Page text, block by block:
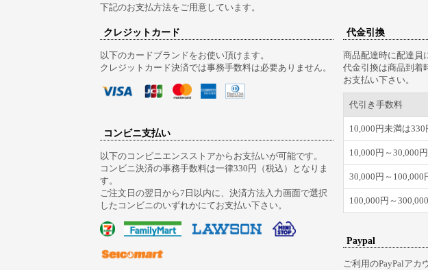
下記のお支払方法をご用意しています。
クレジットカード
以下のカードブランドをお使い頂けます。
クレジットカード決済では事務手数料は必要ありません。
コンビニ支払い
以下のコンビニエンスストアからお支払いが可能です。
コンビニ決済の事務手数料は一律330円（税込）となりま
す。
ご注文日の翌日から7日以内に、決済方法入力画面で選択
したコンビニのいずれかにてお支払い下さい。
代金引換
商品配達時に配達員
代金引換は商品到着
お支払い下さい。
代引き手数料
10,000円未満は330
10,000円～30,000
30,000円～100,000
100,000円～
Paypal
ご利用のPayPalアカ